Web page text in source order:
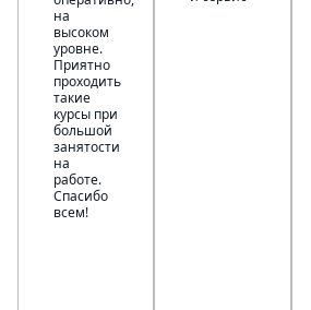
на
высоком
уровне.
Приятно
проходить
такие
курсы при
большой
занятости
на
работе.
Спасибо
всем!